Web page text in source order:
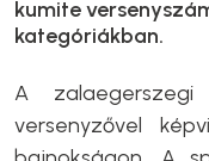
kumite
kategóriákban.
A
versenyzővel